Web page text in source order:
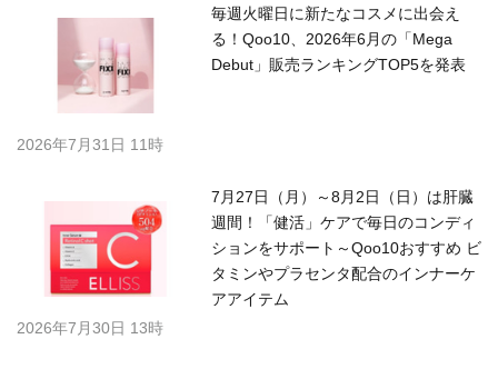
毎週火曜日に新たなコスメに出会え
る！Qoo10、2026年6月の「Mega
Debut」販売ランキングTOP5を発表
2026年7月31日 11時
7月27日（月）～8月2日（日）は肝臓
週間！「健活」ケアで毎日のコンディ
ションをサポート～Qoo10おすすめ ビ
タミンやプラセンタ配合のインナーケ
アアイテム
2026年7月30日 13時